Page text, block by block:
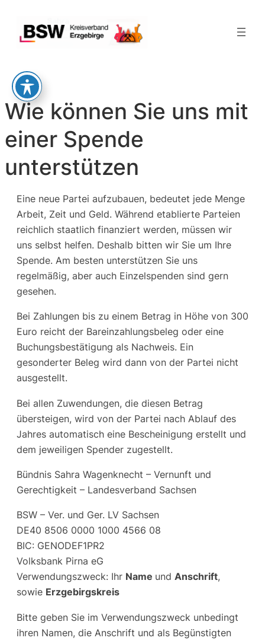
Inhalt
springen
Wie können Sie uns mit
einer Spende
unterstützen
Eine neue Partei aufzubauen, bedeutet jede Menge
Arbeit, Zeit und Geld. Während etablierte Parteien
reichlich staatlich finanziert werden, müssen wir
uns selbst helfen. Deshalb bitten wir Sie um Ihre
Spende. Am besten unterstützen Sie uns
regelmäßig, aber auch Einzelspenden sind gern
gesehen.
Bei Zahlungen bis zu einem Betrag in Höhe von 300
Euro reicht der Bareinzahlungsbeleg oder eine
Buchungsbestätigung als Nachweis. Ein
gesonderter Beleg wird dann von der Partei nicht
ausgestellt.
Bei allen Zuwendungen, die diesen Betrag
übersteigen, wird von der Partei nach Ablauf des
Jahres automatisch eine Bescheinigung erstellt und
dem jeweiligen Spender zugestellt.
Bündnis Sahra Wagenknecht – Vernunft und
Gerechtigkeit – Landesverband Sachsen
BSW – Ver. und Ger. LV Sachsen
DE40 8506 0000 1000 4566 08
BIC: GENODEF1PR2
Volksbank Pirna eG
Verwendungszweck: Ihr Name und Anschrift,
sowie Erzgebirgskreis
Bitte geben Sie im Verwendungszweck unbedingt
ihren Namen, die Anschrift und als Begünstigten